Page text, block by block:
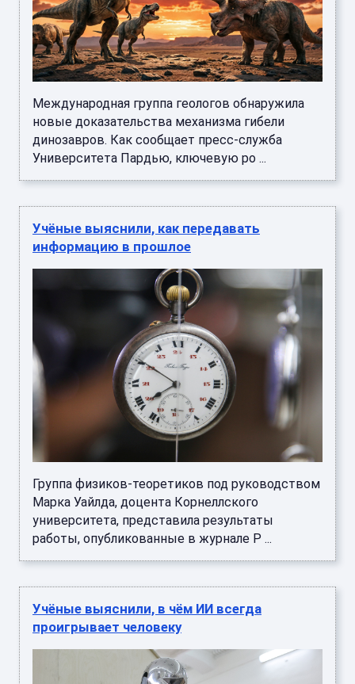
Международная группа геологов обнаружила
новые доказательства механизма гибели
динозавров. Как сообщает пресс-служба
Университета Пардью, ключевую ро ...
Учёные выяснили, как передавать
информацию в прошлое
Группа физиков-теоретиков под руководством
Марка Уайлда, доцента Корнеллского
университета, представила результаты
работы, опубликованные в журнале P ...
Учёные выяснили, в чём ИИ всегда
проигрывает человеку